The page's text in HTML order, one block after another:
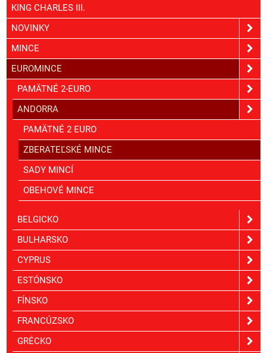
KING CHARLES III.
NOVINKY
MINCE
EUROMINCE
PAMÄTNÉ 2-EURO
ANDORRA
PAMÄTNÉ 2 EURO
ZBERATEĽSKÉ MINCE
SADY MINCÍ
OBEHOVÉ MINCE
BELGICKO
BULHARSKO
CYPRUS
ESTÓNSKO
FÍNSKO
FRANCÚZSKO
GRÉCKO